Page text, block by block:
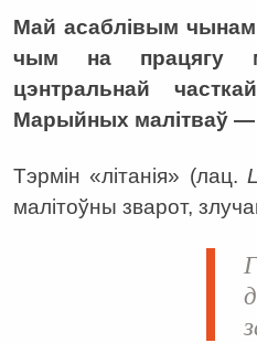
Май асаблівым
чым на працягу
цэнтральнай
Марыйных малітваў —
Тэрмін «літанія» (лац.
малітоўны зварот,